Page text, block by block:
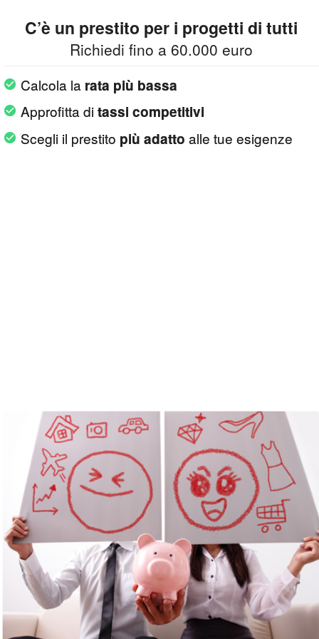
C’è un prestito per i progetti di tutti
Richiedi fino a 60.000 euro
Calcola la rata più bassa
Approfitta ditassi competitivi
Scegli il prestito più adatto alle tue esigenze